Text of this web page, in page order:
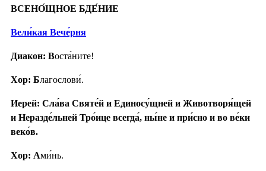
ВСЕНО́ЩНОЕ БДЕ́НИЕ
Вели́кая Вече́рня
Диакон: Воста́ните!
Хор: Благослови́.
Иерей: Сла́ва Святе́й и Единосу́щней и Животворя́щей
и Неразде́льней Тро́ице всегда́, ны́не и при́сно и во ве́ки
веко́в.
Хор: Ами́нь.